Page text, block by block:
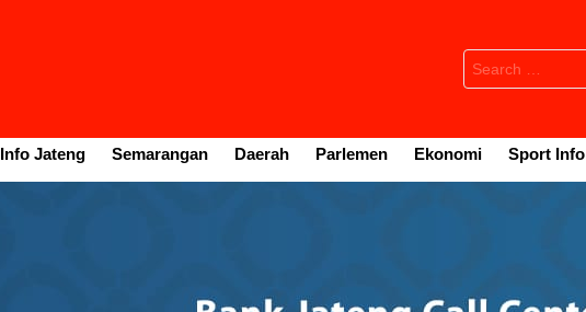
Search
for:
Info Jateng Semarangan Daerah Parlemen Ekonomi Sport Info